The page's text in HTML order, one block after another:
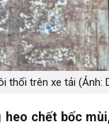
thối trên xe tải (Ảnh:
chết bốc